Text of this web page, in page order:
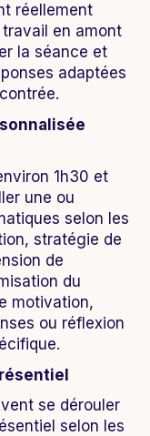
réellement
en amont
la séance et
adaptées
1h30 et
une ou
selon les
stratégie de
de
du
motivation,
ou réflexion
se dérouler
selon les